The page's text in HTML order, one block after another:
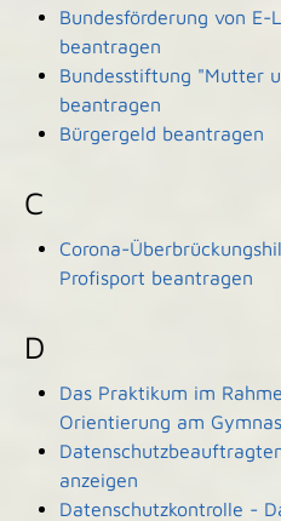
Bundesförderung von E-
beantragen
Bundesstiftung "Mutter
beantragen
Bürgergeld beantragen
C
Corona-
Profisport beantragen
D
Das Praktikum im
Orientierung am
anzeigen
Datenschutzkontrolle -